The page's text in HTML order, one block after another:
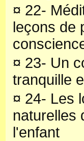
¤ 22-
leçons de
¤ 23- Un
tranquille
¤ 24- Les
naturelles
l'enfant